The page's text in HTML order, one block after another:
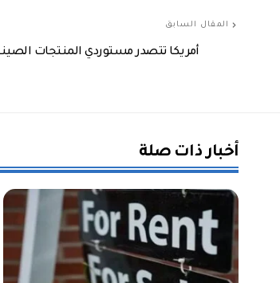
المقال السابق
أمريكا تتصدر مستوردي المنتجات الصينية بـ165.32 مليار
أخبار ذات صلة